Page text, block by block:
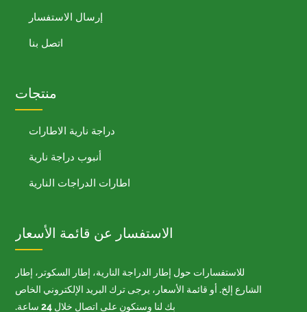
إرسال الاستفسار
اتصل بنا
منتجات
دراجة نارية الاطارات
أنبوب دراجة نارية
اطارات الدراجات النارية
الاستفسار عن قائمة الأسعار
للاستفسارات حول إطار الدراجة النارية، إطار السكوتر، إطار
الشارع إلخ. أو قائمة الأسعار، يرجى ترك البريد الإلكتروني الخاص
بك لنا وسنكون على اتصال خلال 24 ساعة.